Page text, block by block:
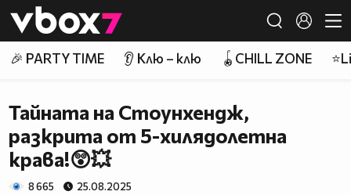
👾
🎉 PARTY TIME 👂 Клю – клю 🪀CHILL ZONE
Тайната на Стоунхендж,
разкрита от 5-хилядолетна
крава!😲💥
8 665 25.08.2025